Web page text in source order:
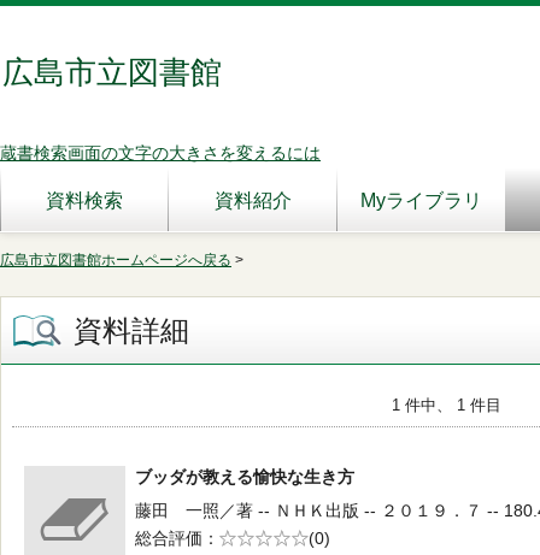
広島市立図書館
蔵書検索画面の文字の大きさを変えるには
資料検索 資料紹介 Myライブラリ
広島市立図書館ホームページへ戻る >
資料詳細
1 件中、 1 件目
ブッダが教える愉快な生き方
藤田 一照／著 -- ＮＨＫ出版 -- ２０１９．７ --
総合評価
5段階評価
(0)